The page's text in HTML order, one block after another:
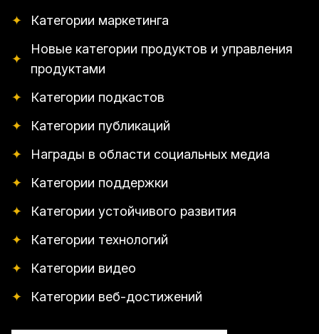
✦
Категории маркетинга
✦
Новые категории продуктов и управления
продуктами
✦
Категории подкастов
✦
Категории публикаций
✦
Награды в области социальных медиа
✦
Категории поддержки
✦
Категории устойчивого развития
✦
Категории технологий
✦
Категории видео
✦
Категории веб-достижений